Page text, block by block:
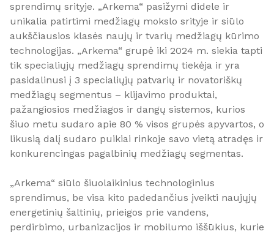
sprendimų srityje. „Arkema“ pasižymi didele ir
unikalia patirtimi medžiagų mokslo srityje ir siūlo
aukščiausios klasės naujų ir tvarių medžiagų kūrimo
technologijas. „Arkema“ grupė iki 2024 m. siekia tapti
tik specialiųjų medžiagų sprendimų tiekėja ir yra
pasidalinusi į 3 specialiųjų patvarių ir novatoriškų
medžiagų segmentus – klijavimo produktai,
pažangiosios medžiagos ir dangų sistemos, kurios
šiuo metu sudaro apie 80 % visos grupės apyvartos, o
likusią dalį sudaro puikiai rinkoje savo vietą atradęs ir
konkurencingas pagalbinių medžiagų segmentas.
„Arkema“ siūlo šiuolaikinius technologinius
sprendimus, be visa kito padedančius įveikti naujųjų
energetinių šaltinių, prieigos prie vandens,
perdirbimo, urbanizacijos ir mobilumo iššūkius, kurie